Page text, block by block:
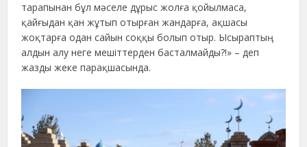
тарапынан бұл мәселе дұрыс жолға қойылмаса,
қайғыдан қан жұтып отырған жандарға, ақшасы
жоқтарға одан сайын соққы болып отыр. Ысыраптың
алдын алу неге мешіттерден басталмайды?!» – деп
жазды жеке парақшасында.